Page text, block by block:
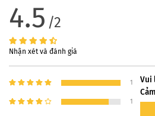
4.5/2
Nhận xét và đánh giá
1
1
Vui